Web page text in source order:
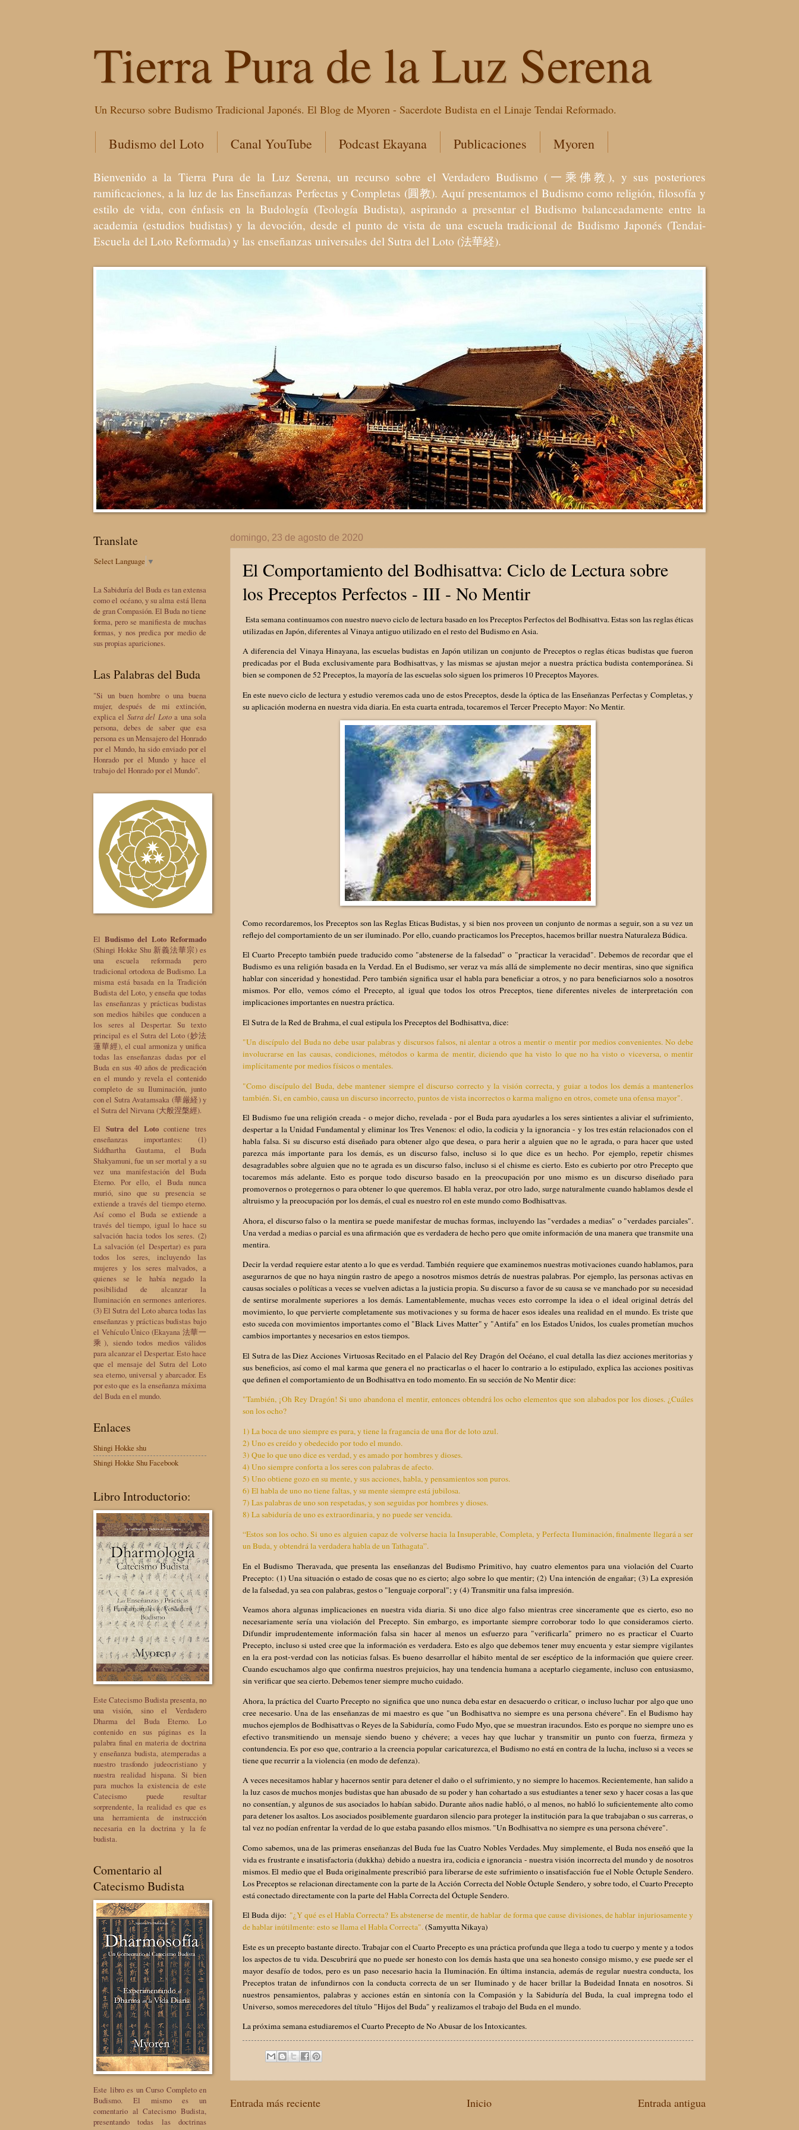
Tierra Pura de la Luz Serena
Un Recurso sobre Budismo Tradicional Japonés. El Blog de Myoren - Sacerdote Budista en el Linaje Tendai Reformado.
Budismo del Loto Canal YouTube Podcast Ekayana Publicaciones Myoren
Bienvenido a la Tierra Pura de la Luz Serena, un recurso sobre el Verdadero Budismo (一乘佛教), y sus posteriores
ramificaciones, a la luz de las Enseñanzas Perfectas y Completas (圓教). Aquí presentamos el Budismo como religión, filosofía y
estilo de vida, con énfasis en la Budología (Teología Budista), aspirando a presentar el Budismo balanceadamente entre la
academia (estudios budistas) y la devoción, desde el punto de vista de una escuela tradicional de Budismo Japonés (Tendai-
Escuela del Loto Reformada) y las enseñanzas universales del Sutra del Loto (法華経).
domingo, 23 de agosto de 2020
El Comportamiento del Bodhisattva: Ciclo de Lectura sobre
los Preceptos Perfectos - III - No Mentir
Esta semana continuamos con nuestro nuevo ciclo de lectura basado en los Preceptos Perfectos del Bodhisattva. Estas son las reglas éticas
utilizadas en Japón, diferentes al Vinaya antiguo utilizado en el resto del Budismo en Asia.
A diferencia del Vinaya Hinayana, las escuelas budistas en Japón utilizan un conjunto de Preceptos o reglas éticas budistas que fueron
predicadas por el Buda exclusivamente para Bodhisattvas, y las mismas se ajustan mejor a nuestra práctica budista contemporánea. Si
bien se componen de 52 Preceptos, la mayoría de las escuelas solo siguen los primeros 10 Preceptos Mayores.
En este nuevo ciclo de lectura y estudio veremos cada uno de estos Preceptos, desde la óptica de las Enseñanzas Perfectas y Completas, y
su aplicación moderna en nuestra vida diaria. En esta cuarta entrada, tocaremos el Tercer Precepto Mayor: No Mentir.
Como recordaremos, los Preceptos son las Reglas Eticas Budistas, y si bien nos proveen un conjunto de normas a seguir, son a su vez un
reflejo del comportamiento de un ser iluminado. Por ello, cuando practicamos los Preceptos, hacemos brillar nuestra Naturaleza Búdica.
El Cuarto Precepto también puede traducido como "abstenerse de la falsedad" o "practicar la veracidad". Debemos de recordar que el
Budismo es una religión basada en la Verdad. En el Budismo, ser veraz va más allá de simplemente no decir mentiras, sino que significa
hablar con sinceridad y honestidad. Pero también significa usar el habla para beneficiar a otros, y no para beneficiarnos solo a nosotros
mismos. Por ello, vemos cómo el Precepto, al igual que todos los otros Preceptos, tiene diferentes niveles de interpretación con
implicaciones importantes en nuestra práctica.
El Sutra de la Red de Brahma, el cual estipula los Preceptos del Bodhisattva, dice:
"Un discípulo del Buda no debe usar palabras y discursos falsos, ni alentar a otros a mentir o mentir por medios convenientes. No debe
involucrarse en las causas, condiciones, métodos o karma de mentir, diciendo que ha visto lo que no ha visto o viceversa, o mentir
implícitamente por medios físicos o mentales.
"Como discípulo del Buda, debe mantener siempre el discurso correcto y la visión correcta, y guiar a todos los demás a mantenerlos
también. Si, en cambio, causa un discurso incorrecto, puntos de vista incorrectos o karma maligno en otros, comete una ofensa mayor".
El Budismo fue una religión creada - o mejor dicho, revelada - por el Buda para ayudarles a los seres sintientes a aliviar el sufrimiento,
despertar a la Unidad Fundamental y eliminar los Tres Venenos: el odio, la codicia y la ignorancia - y los tres están relacionados con el
habla falsa. Si su discurso está diseñado para obtener algo que desea, o para herir a alguien que no le agrada, o para hacer que usted
parezca más importante para los demás, es un discurso falso, incluso si lo que dice es un hecho. Por ejemplo, repetir chismes
desagradables sobre alguien que no te agrada es un discurso falso, incluso si el chisme es cierto. Esto es cubierto por otro Precepto que
tocaremos más adelante. Esto es porque todo discurso basado en la preocupación por uno mismo es un discurso diseñado para
promovernos o protegernos o para obtener lo que queremos. El habla veraz, por otro lado, surge naturalmente cuando hablamos desde el
altruismo y la preocupación por los demás, el cual es nuestro rol en este mundo como Bodhisattvas.
Ahora, el discurso falso o la mentira se puede manifestar de muchas formas, incluyendo las "verdades a medias" o "verdades parciales".
Una verdad a medias o parcial es una afirmación que es verdadera de hecho pero que omite información de una manera que transmite una
mentira.
Decir la verdad requiere estar atento a lo que es verdad. También requiere que examinemos nuestras motivaciones cuando hablamos, para
asegurarnos de que no haya ningún rastro de apego a nosotros mismos detrás de nuestras palabras. Por ejemplo, las personas activas en
causas sociales o políticas a veces se vuelven adictas a la justicia propia. Su discurso a favor de su causa se ve manchado por su necesidad
de sentirse moralmente superiores a los demás. Lamentablemente, muchas veces esto corrompe la idea o el ideal original detrás del
movimiento, lo que pervierte completamente sus motivaciones y su forma de hacer esos ideales una realidad en el mundo. Es triste que
esto suceda con movimientos importantes como el "Black Lives Matter" y "Antifa" en los Estados Unidos, los cuales prometían muchos
cambios importantes y necesarios en estos tiempos.
El Sutra de las Diez Acciones Virtuosas Recitado en el Palacio del Rey Dragón del Océano, el cual detalla las diez acciones meritorias y
sus beneficios, así como el mal karma que genera el no practicarlas o el hacer lo contrario a lo estipulado, explica las acciones positivas
que definen el comportamiento de un Bodhisattva en todo momento. En su sección de No Mentir dice:
"También, ¡Oh Rey Dragón! Si uno abandona el mentir, entonces obtendrá los ocho elementos que son alabados por los dioses. ¿Cuáles
son los ocho?
1) La boca de uno siempre es pura, y tiene la fragancia de una flor de loto azul.
2) Uno es creído y obedecido por todo el mundo.
3) Que lo que uno dice es verdad, y es amado por hombres y dioses.
4) Uno siempre conforta a los seres con palabras de afecto.
5) Uno obtiene gozo en su mente, y sus acciones, habla, y pensamientos son puros.
6) El habla de uno no tiene faltas, y su mente siempre está jubilosa.
7) Las palabras de uno son respetadas, y son seguidas por hombres y dioses.
8) La sabiduría de uno es extraordinaria, y no puede ser vencida.
“Estos son los ocho. Si uno es alguien capaz de volverse hacia la Insuperable, Completa, y Perfecta Iluminación, finalmente llegará a ser
un Buda, y obtendrá la verdadera habla de un Tathagata”.
En el Budismo Theravada, que presenta las enseñanzas del Budismo Primitivo, hay cuatro elementos para una violación del Cuarto
Precepto: (1) Una situación o estado de cosas que no es cierto; algo sobre lo que mentir; (2) Una intención de engañar; (3) La expresión
de la falsedad, ya sea con palabras, gestos o "lenguaje corporal"; y (4) Transmitir una falsa impresión.
Veamos ahora algunas implicaciones en nuestra vida diaria. Si uno dice algo falso mientras cree sinceramente que es cierto, eso no
necesariamente sería una violación del Precepto. Sin embargo, es importante siempre corroborar todo lo que consideramos cierto.
Difundir imprudentemente información falsa sin hacer al menos un esfuerzo para "verificarla" primero no es practicar el Cuarto
Precepto, incluso si usted cree que la información es verdadera. Esto es algo que debemos tener muy encuenta y estar siempre vigilantes
en la era post-verdad con las noticias falsas. Es bueno desarrollar el hábito mental de ser escéptico de la información que quiere creer.
Cuando escuchamos algo que confirma nuestros prejuicios, hay una tendencia humana a aceptarlo ciegamente, incluso con entusiasmo,
sin verificar que sea cierto. Debemos tener siempre mucho cuidado.
Ahora, la práctica del Cuarto Precepto no significa que uno nunca deba estar en desacuerdo o criticar, o incluso luchar por algo que uno
cree necesario. Una de las enseñanzas de mi maestro es que "un Bodhisattva no siempre es una persona chévere". En el Budismo hay
muchos ejemplos de Bodhisattvas o Reyes de la Sabiduría, como Fudo Myo, que se muestran iracundos. Esto es porque no siempre uno es
efectivo transmitiendo un mensaje siendo bueno y chévere; a veces hay que luchar y transmitir un punto con fuerza, firmeza y
contundencia. Es por eso que, contrario a la creencia popular caricaturezca, el Budismo no está en contra de la lucha, incluso si a veces se
tiene que recurrir a la violencia (en modo de defenza).
A veces necesitamos hablar y hacernos sentir para detener el daño o el sufrimiento, y no siempre lo hacemos. Recientemente, han salido a
la luz casos de muchos monjes budistas que han abusado de su poder y han cohartado a sus estudiantes a tener sexo y hacer cosas a las que
no consentían, y algunos de sus asociados lo habían sabido. Durante años nadie habló, o al menos, no habló lo suficientemente alto como
para detener los asaltos. Los asociados posiblemente guardaron silencio para proteger la institución para la que trabajaban o sus carreras, o
tal vez no podían enfrentar la verdad de lo que estaba pasando ellos mismos. "Un Bodhisattva no siempre es una persona chévere".
Como sabemos, una de las primeras enseñanzas del Buda fue las Cuatro Nobles Verdades. Muy simplemente, el Buda nos enseñó que la
vida es frustrante e insatisfactoria (dukkha) debido a nuestra ira, codicia e ignorancia - nuestra visión incorrecta del mundo y de nosotros
mismos. El medio que el Buda originalmente prescribió para liberarse de este sufrimiento o insatisfacción fue el Noble Óctuple Sendero.
Los Preceptos se relacionan directamente con la parte de la Acción Correcta del Noble Óctuple Sendero, y sobre todo, el Cuarto Precepto
está conectado directamente con la parte del Habla Correcta del Óctuple Sendero.
El Buda dijo: "¿Y qué es el Habla Correcta? Es abstenerse de mentir, de hablar de forma que cause divisiones, de hablar injuriosamente y
de hablar inútilmente: esto se llama el Habla Correcta".(Samyutta Nikaya)
Este es un precepto bastante directo. Trabajar con el Cuarto Precepto es una práctica profunda que llega a todo tu cuerpo y mente y a todos
los aspectos de tu vida. Descubrirá que no puede ser honesto con los demás hasta que una sea honesto consigo mismo, y ese puede ser el
mayor desafío de todos, pero es un paso necesario hacia la Iluminación. En última instancia, además de regular nuestra conducta, los
Preceptos tratan de infundirnos con la conducta correcta de un ser Iluminado y de hacer brillar la Budeidad Innata en nosotros. Si
nuestros pensamientos, palabras y acciones están en sintonía con la Compasión y la Sabiduría del Buda, la cual impregna todo el
Universo, somos merecedores del título "Hijos del Buda" y realizamos el trabajo del Buda en el mundo.
La próxima semana estudiaremos el Cuarto Precepto de No Abusar de los Intoxicantes.
Entrada más reciente Entrada antigua
Inicio
Translate
Select Language ▼
La Sabiduría del Buda es tan extensa
como el océano, y su alma está llena
de gran Compasión. El Buda no tiene
forma, pero se manifiesta de muchas
formas, y nos predica por medio de
sus propias apariciones.
Las Palabras del Buda
"Si un buen hombre o una buena
mujer, después de mi extinción,
explica el Sutra del Lotoa una sola
persona, debes de saber que esa
persona es un Mensajero del Honrado
por el Mundo, ha sido enviado por el
Honrado por el Mundo y hace el
trabajo del Honrado por el Mundo".
El Budismo del Loto Reformado
(Shingi Hokke Shu 新義法華宗) es
una escuela reformada pero
tradicional ortodoxa de Budismo. La
misma está basada en la Tradición
Budista del Loto, y enseña que todas
las enseñanzas y prácticas budistas
son medios hábiles que conducen a
los seres al Despertar. Su texto
principal es el Sutra del Loto (妙法
蓮華經), el cual armoniza y unifica
todas las enseñanzas dadas por el
Buda en sus 40 años de predicación
en el mundo y revela el contenido
completo de su Iluminación, junto
con el Sutra Avatamsaka (華厳経) y
el Sutra del Nirvana (大般涅槃經).
El Sutra del Lotocontiene tres
enseñanzas importantes: (1)
Siddhartha Gautama, el Buda
Shakyamuni, fue un ser mortal y a su
vez una manifestación del Buda
Eterno. Por ello, el Buda nunca
murió, sino que su presencia se
extiende a través del tiempo eterno.
Así como el Buda se extiende a
través del tiempo, igual lo hace su
salvación hacia todos los seres. (2)
La salvación (el Despertar) es para
todos los seres, incluyendo las
mujeres y los seres malvados, a
quienes se le había negado la
posibilidad de alcanzar la
Iluminación en sermones anteriores.
(3) El Sutra del Loto abarca todas las
enseñanzas y prácticas budistas bajo
el Vehículo Único (Ekayana 法華一
乘), siendo todos medios válidos
para alcanzar el Despertar. Esto hace
que el mensaje del Sutra del Loto
sea eterno, universal y abarcador. Es
por esto que es la enseñanza máxima
del Buda en el mundo.
Enlaces
Shingi Hokke shu
Shingi Hokke Shu Facebook
Libro Introductorio:
Este Catecismo Budista presenta, no
una visión, sino el Verdadero
Dharma del Buda Eterno. Lo
contenido en sus páginas es la
palabra final en materia de doctrina
y enseñanza budista, atemperadas a
nuestro trasfondo judeocristiano y
nuestra realidad hispana. Si bien
para muchos la existencia de este
Catecismo puede resultar
sorprendente, la realidad es que es
una herramienta de instrucción
necesaria en la doctrina y la fe
budista.
Comentario al
Catecismo Budista
Este libro es un Curso Completo en
Budismo. El mismo es un
comentario al Catecismo Budista,
presentando todas las doctrinas